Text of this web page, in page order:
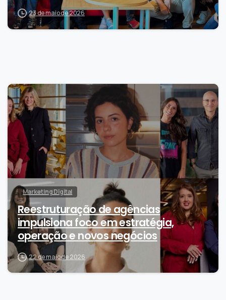
23 de maio de 2026
0
Marketing Digital
Reestruturação de agências
impulsiona foco em estratégia,
operação e novos negócios
22 de maio de 2026